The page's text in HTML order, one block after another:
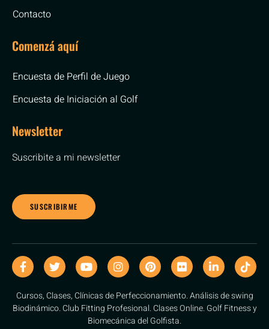
Contacto
Comenzá aquí
Encuesta de Perfil de Juego
Encuesta de Iniciación al Golf
Newsletter
Suscribite a mi newsletter
SUSCRIBIRME
Cursos, Clases, Clínicas de Perfeccionamiento. Análisis de swing
Biodinámico. Club Fitting Profesional. Clases Online. Golf Fitness y
Biomecánica del Golfista.